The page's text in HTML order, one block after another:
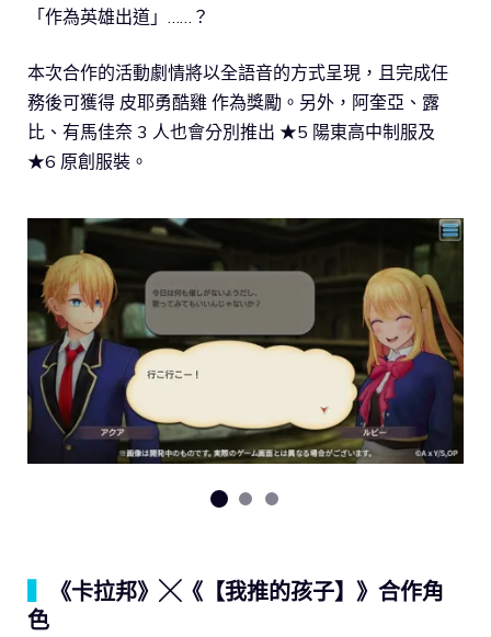
「作為英雄出道」……？
本次合作的活動劇情將以全語音的方式呈現，且完成任
務後可獲得 皮耶勇酷雞 作為獎勵。另外，阿奎亞、露
比、有馬佳奈 3 人也會分別推出 ★5 陽東高中制服及
★6 原創服裝。
《卡拉邦》╳《【我推的孩子】》合作角
色